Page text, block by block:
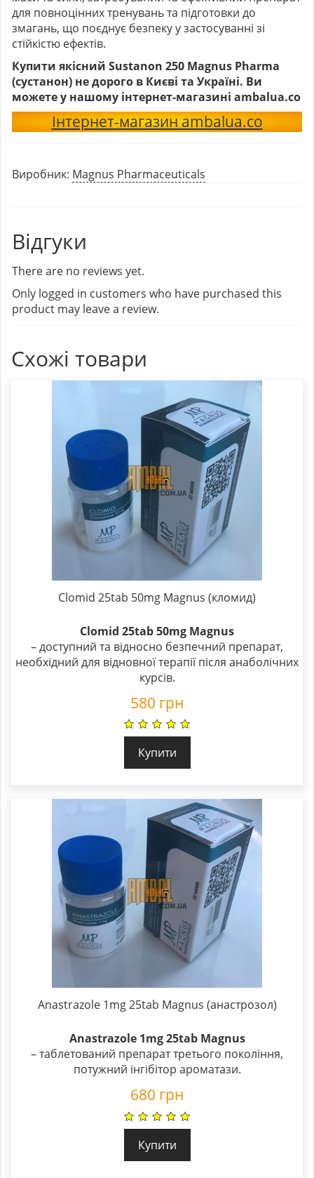
для повноцінних тренувань та підготовки до
змагань, що поєднує безпеку у застосуванні зі
стійкістю ефектів.
Купити якісний Sustanon 250 Magnus Pharma
(сустанон) не дорого в Києві та Україні. Ви
можете у нашому інтернет-магазині ambalua.co
Інтернет-магазин ambalua.co
Виробник: Magnus Pharmaceuticals
Відгуки
There are no reviews yet.
Only logged in customers who have purchased this
product may leave a review.
Схожі товари
Clomid 25tab 50mg Magnus (кломид)
Clomid 25tab 50mg Magnus
– доступний та відносно безпечний препарат,
необхідний для відновної терапії після анаболічних
курсів.
580 грн
Купити
Anastrazole 1mg 25tab Magnus (анастрозол)
Anastrazole 1mg 25tab Magnus
– таблетований препарат третього покоління,
потужний інгібітор ароматази.
680 грн
Купити